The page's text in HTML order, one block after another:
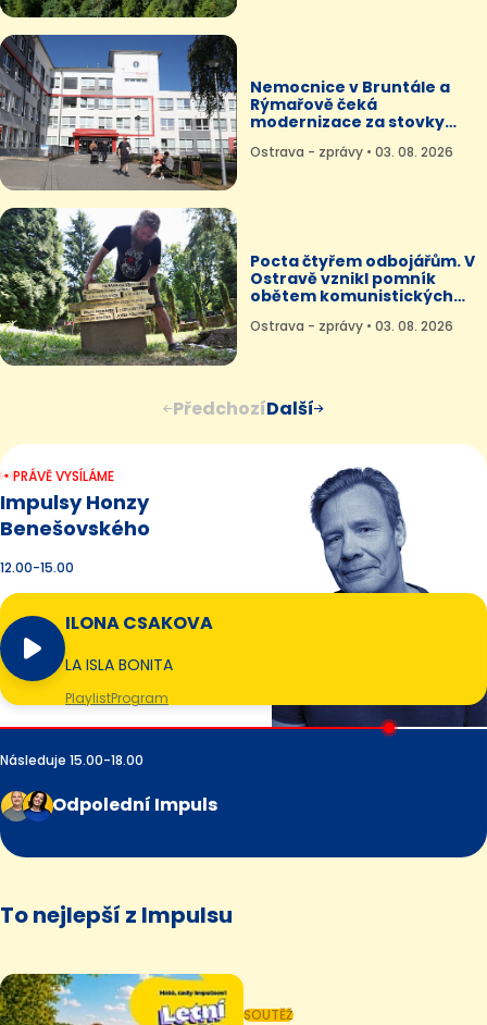
Nemocnice v Bruntále a
Rýmařově čeká
modernizace za stovky
Ostrava - zprávy • 03. 08. 2026
Pocta čtyřem odbojářům. V
Ostravě vznikl pomník
obětem komunistických
Ostrava - zprávy • 03. 08. 2026
PředchozíDalší
PRÁVĚ VYSÍLÁME
Impulsy Honzy
Benešovského
12.00-15.00
ILONA CSAKOVA
LA ISLA BONITA
PlaylistProgram
Následuje 15.00-18.00
Odpolední Impuls
To nejlepší z Impulsu
SOUTĚŽ